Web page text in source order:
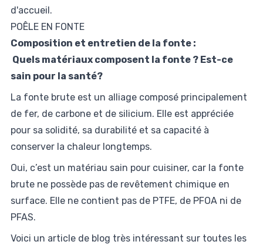
d'accueil.
POÊLE EN FONTE
Composition et entretien de la fonte :
Quels matériaux composent la fonte ? Est-ce
sain pour la santé?
La fonte brute est un alliage composé principalement
de fer, de carbone et de silicium. Elle est appréciée
pour sa solidité, sa durabilité et sa capacité à
conserver la chaleur longtemps.
Oui, c’est un matériau sain pour cuisiner, car la fonte
brute ne possède pas de revêtement chimique en
surface. Elle ne contient pas de PTFE, de PFOA ni de
PFAS.
Voici un article de blog très intéressant sur toutes les